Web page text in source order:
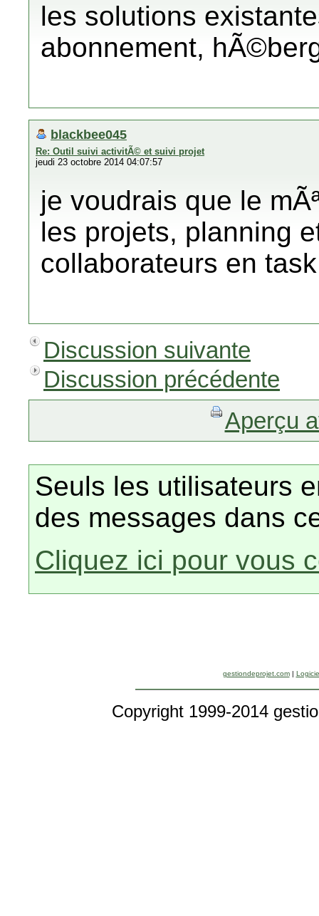
les solutions
abonnement,
blackbee045
Re: Outil suivi activitÃ© et suivi projet
jeudi 23 octobre 2014 04:07:57
je voudrais que le
les projets, planning
collaborateurs en
Discussion suivante
Discussion précédente
Aperçu
Seuls les utilisateurs
des messages dans
Cliquez ici pour vous
gestiondeprojet.com|
Copyright 1999-2014